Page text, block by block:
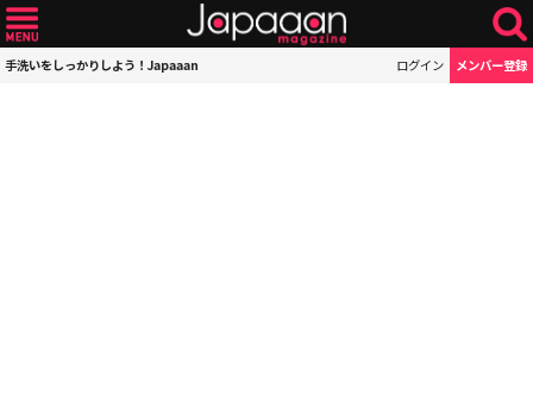
手洗いをしっかりしよう！Japaaan ログイン メンバー登録